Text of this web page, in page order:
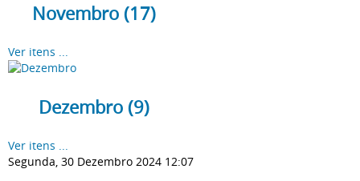
Novembro (17)
Ver itens ...
Dezembro (9)
Ver itens ...
Segunda, 30 Dezembro 2024 12:07